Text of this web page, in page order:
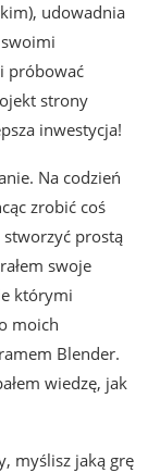
udowadnia
próbować
strony
inwestycja!
Na codzień
zrobić coś
stworzyć prostą
swoje
którymi
moich
Blender.
wiedzę, jak
myślisz jaką grę